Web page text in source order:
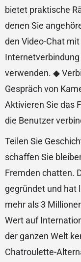
bietet praktische
denen Sie
den Video-Chat
Internetverbindung
verwenden. ◆
Gespräch von
Aktivieren Sie das
die Benutzer
Teilen Sie
schaffen Sie
Fremden chatten.
gegründet und hat
mehr als 3
Wert auf
der ganzen Welt
Chatroulette-